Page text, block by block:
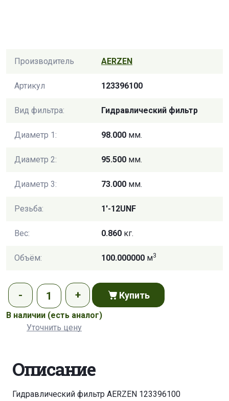
Производитель AERZEN
Артикул 123396100
Вид фильтра: Гидравлический фильтр
Диаметр 1: 98.000 мм.
Диаметр 2: 95.500 мм.
Диаметр 3: 73.000 мм.
Резьба: 1'-12UNF
Вес: 0.860 кг.
Объём: 100.000000 м3
Купить
В наличии (есть аналог)
Уточнить цену
Описание
Гидравлический фильтр AERZEN 123396100